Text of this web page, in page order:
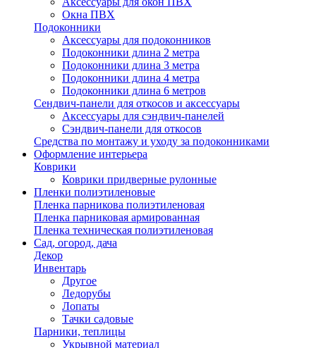
Окна ПВХ
Подоконники
Аксессуары для подоконников
Подоконники длина 2 метра
Подоконники длина 3 метра
Подоконники длина 4 метра
Подоконники длина 6 метров
Сендвич-панели для откосов и аксессуары
Аксессуары для сэндвич-панелей
Сэндвич-панели для откосов
Средства по монтажу и уходу за подоконниками
Оформление интерьера
Коврики
Коврики придверные рулонные
Пленки полиэтиленовые
Пленка парникова полиэтиленовая
Пленка парниковая армированная
Пленка техническая полиэтиленовая
Сад, огород, дача
Декор
Инвентарь
Другое
Ледорубы
Лопаты
Тачки садовые
Парники, теплицы
Укрывной материал